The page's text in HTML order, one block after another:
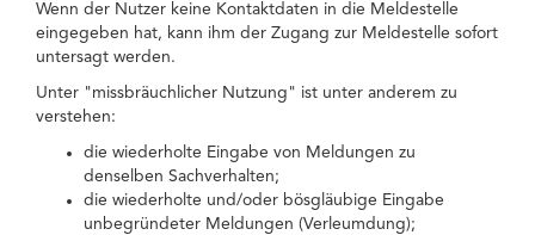
Wenn der Nutzer keine Kontaktdaten in die Meldestelle
eingegeben hat, kann ihm der Zugang zur Meldestelle sofort
untersagt werden.
Unter "missbräuchlicher Nutzung" ist unter anderem zu
verstehen:
die wiederholte Eingabe von Meldungen zu
denselben Sachverhalten;
die wiederholte und/oder bösgläubige Eingabe
unbegründeter Meldungen (Verleumdung);